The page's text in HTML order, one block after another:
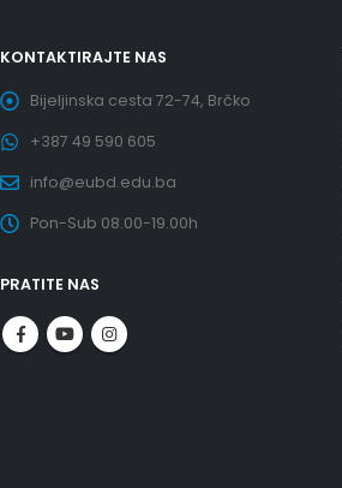
KONTAKTIRAJTE NAS
Bijeljinska cesta 72-74, Brčko
+387 49 590 605
info@eubd.edu.ba
Pon-Sub 08.00-19.00h
PRATITE NAS